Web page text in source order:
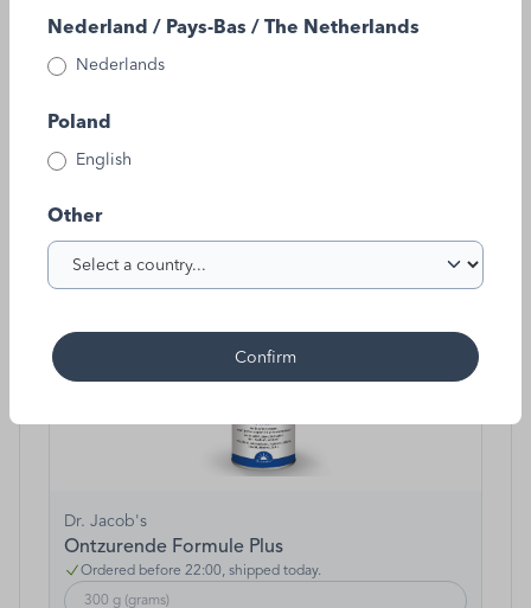
Nederland / Pays-Bas / The Netherlands
Nederlands
Poland
English
Other
Confirm